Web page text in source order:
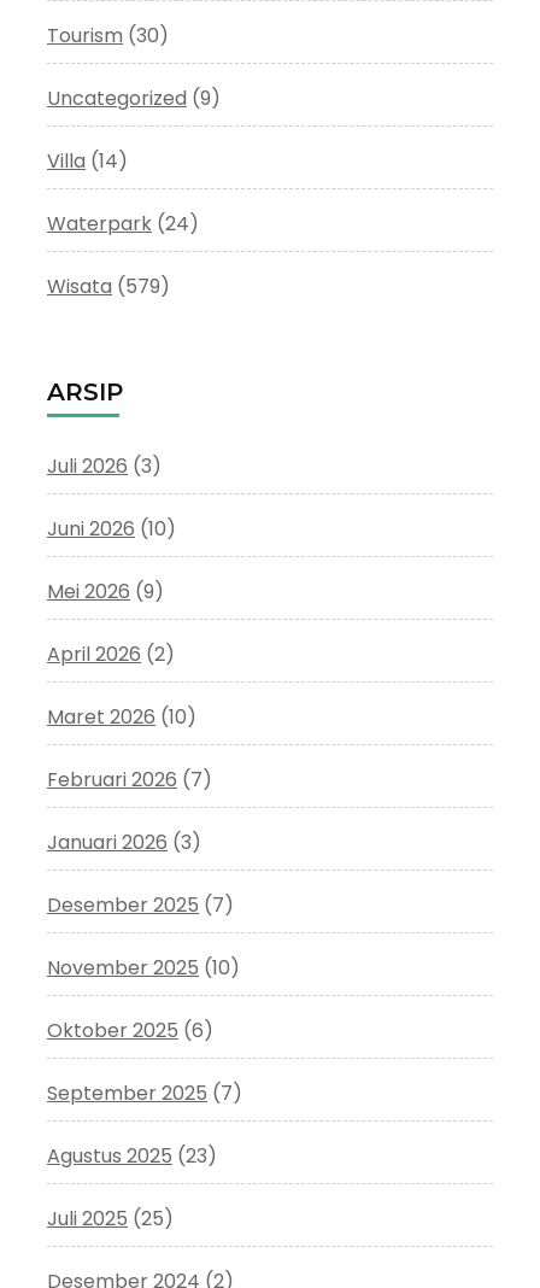
Tourism (30)
Uncategorized (9)
Villa (14)
Waterpark (24)
Wisata (579)
ARSIP
Juli 2026 (3)
Juni 2026 (10)
Mei 2026 (9)
April 2026 (2)
Maret 2026 (10)
Februari 2026 (7)
Januari 2026 (3)
Desember 2025 (7)
November 2025 (10)
Oktober 2025 (6)
September 2025 (7)
Agustus 2025 (23)
Juli 2025 (25)
Desember 2024 (2)